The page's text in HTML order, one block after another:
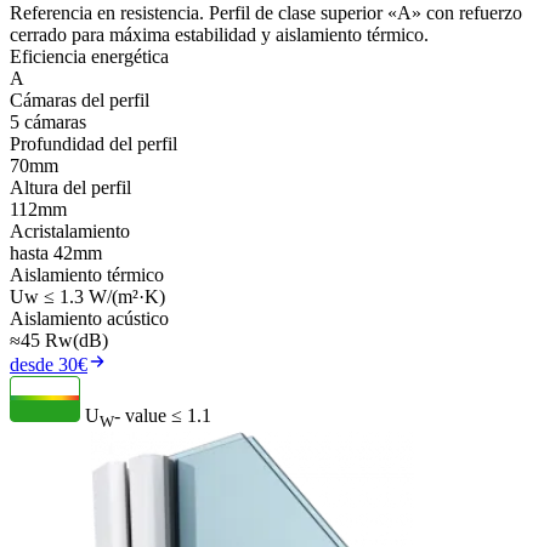
Referencia en resistencia. Perfil de clase superior «A» con refuerzo
cerrado para máxima estabilidad y aislamiento térmico.
Eficiencia energética
A
Cámaras del perfil
5 cámaras
Profundidad del perfil
70mm
Altura del perfil
112mm
Acristalamiento
hasta 42mm
Aislamiento térmico
Uw ≤ 1.3 W/(m²·K)
Aislamiento acústico
≈45 Rw(dB)
desde 30€
UW- value ≤ 1.1